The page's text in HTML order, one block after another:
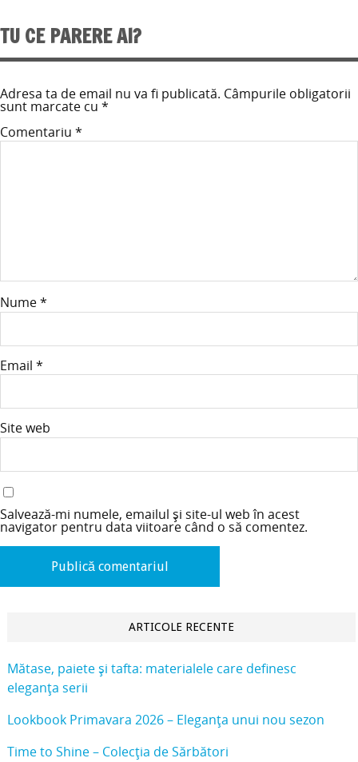
TU CE PARERE AI?
Adresa ta de email nu va fi publicată. Câmpurile obligatorii
sunt marcate cu *
Comentariu *
Nume*
Email *
Site web
Salvează-mi numele, emailul și site-ul web în acest
navigator pentru data viitoare când o să comentez.
ARTICOLE RECENTE
Mătase, paiete și tafta: materialele care definesc
eleganța serii
Lookbook Primavara 2026 – Eleganța unui nou sezon
Time to Shine – Colecția de Sărbători